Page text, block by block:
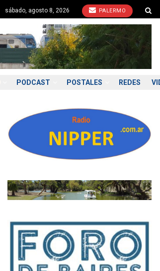
sábado, agosto 8, 2026 PALERMO
PODCAST POSTALES REDES